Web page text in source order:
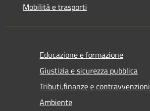
Mobilità e trasporti
Educazione e formazione
Giustizia e sicurezza pubblica
Tributi,finanze e contravvenzioni
Ambiente